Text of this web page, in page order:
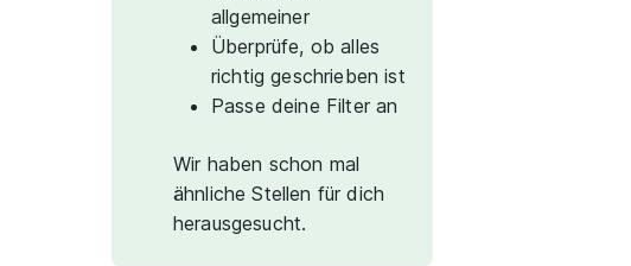
allgemeiner
Überprüfe, ob alles
richtig geschrieben ist
Passe deine Filter an
Wir haben schon mal
ähnliche Stellen für dich
herausgesucht.